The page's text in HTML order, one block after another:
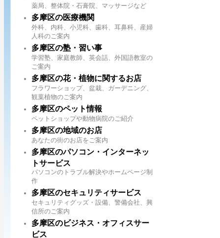
薬局、整体院・石膏院、マッサージなど
多摩区の医療機関
外科、内科、小児科、歯科、耳鼻科、産婦
人科のご案内
多摩区の塾・習い事
学習塾、家庭教師、英会話、外国語教室の
ご案内
多摩区の花・植物に関するお店
フラワーショップ、盆栽、ガーデニング、
観葉植物のご案内
多摩区のペット情報
ペットショップや動物病院のご紹介
多摩区の地域のお店
あなたの街のお店をご案内
多摩区のパソコン・インターネッ
トサービス
パソコンのトラブル解決やホームページ制
作
多摩区のセキュリティサービス
セキュリティグッズ・設備、警備会社、興
信所のご案内
多摩区のビジネス・オフィスサー
ビス